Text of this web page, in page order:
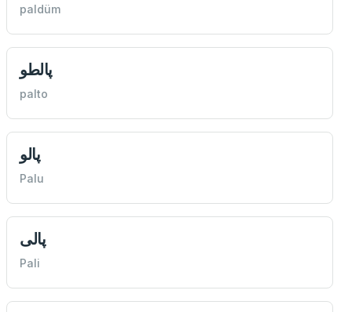
paldüm
پالطو
palto
پالو
Palu
پالی
Pali